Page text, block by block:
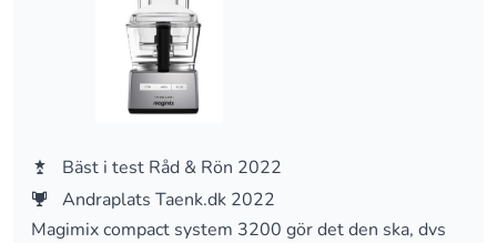
Bäst i test Råd & Rön 2022
Andraplats Taenk.dk 2022
Magimix compact system 3200 gör det den ska, dvs